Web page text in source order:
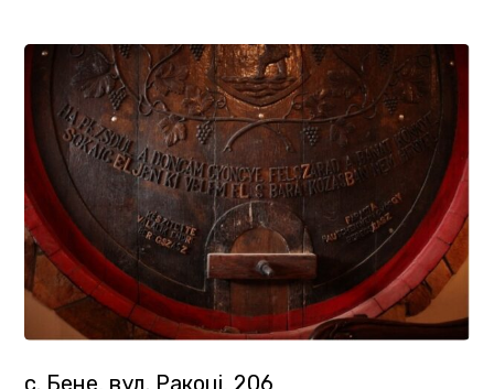
с. Бене, вул. Ракоці, 206